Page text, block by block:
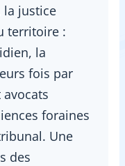
la justice
territoire :
la
fois par
foraines
Une
des